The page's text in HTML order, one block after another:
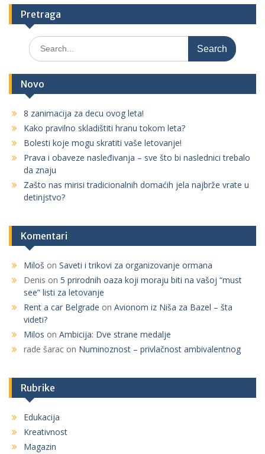
Pretraga
S
e
r
f
o
r
:
Novo
8 zanimacija za decu ovog leta!
Kako pravilno skladištiti hranu tokom leta?
Bolesti koje mogu skratiti vaše letovanje!
Prava i obaveze nasleđivanja – sve što bi naslednici trebalo
da znaju
Zašto nas mirisi tradicionalnih domaćih jela najbrže vrate u
detinjstvo?
Komentari
Miloš on Saveti i trikovi za organizovanje ormana
Denis on 5 prirodnih oaza koji moraju biti na vašoj “must
see” listi za letovanje
Rent a car Belgrade on Avionom iz Niša za Bazel – šta
videti?
Milos on Ambicija: Dve strane medalje
rade šarac on Numinoznost – privlačnost ambivalentnog
Rubrike
Edukacija
Kreativnost
Magazin